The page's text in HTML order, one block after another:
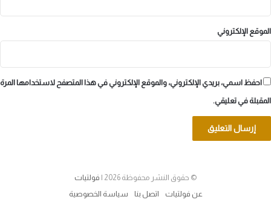
الموقع الإلكتروني
احفظ اسمي، بريدي الإلكتروني، والموقع الإلكتروني في هذا المتصفح لاستخدامها المرة
المقبلة في تعليقي.
© حقوق النشر محفوظة 2026 |
فولتيات
عن فولتيات
اتصل بنا سياسة الخصوصية